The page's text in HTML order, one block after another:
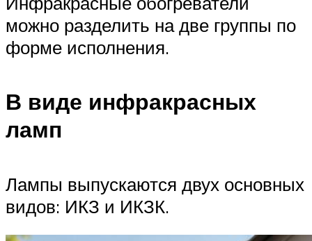
можно разделить на две группы по
форме исполнения.
В виде инфракрасных
ламп
Лампы выпускаются двух основных
видов: ИКЗ и ИКЗК.